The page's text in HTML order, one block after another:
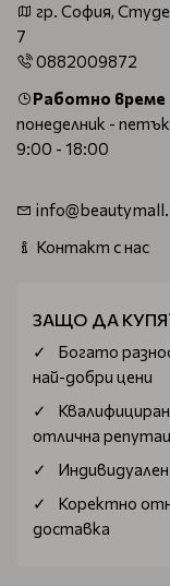
гр. София,
7
0882009872
Работно време
понеделник - петък
9:00 - 18:00
Контакт с нас
ЗАЩО ДА
Богатo
най-добри цени
отлична
Коректно
доставка